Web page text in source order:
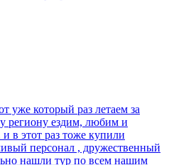
уже который раз летаем за
региону ездим, любим и
в этот раз тоже купили
персонал , дружественный
нашли тур по всем нашим